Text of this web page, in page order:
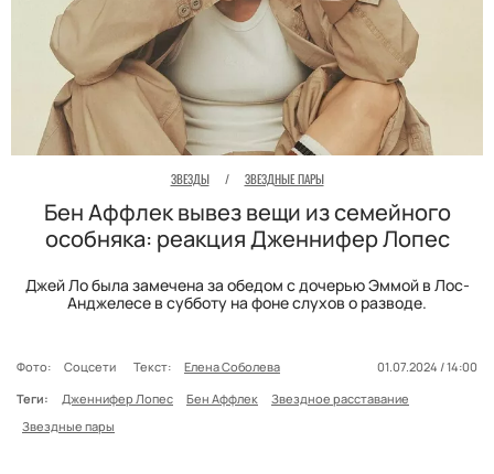
ЗВЕЗДЫ / ЗВЕЗДНЫЕ ПАРЫ
Бен Аффлек вывез вещи из семейного
особняка: реакция Дженнифер Лопес
Джей Ло была замечена за обедом с дочерью Эммой в Лос-
Анджелесе в субботу на фоне слухов о разводе.
Фото: Соцсети Текст: Елена Соболева
01.07.2024 / 14:00
Теги:
Дженнифер Лопес Бен Аффлек
Звездное расставание
Звездные пары